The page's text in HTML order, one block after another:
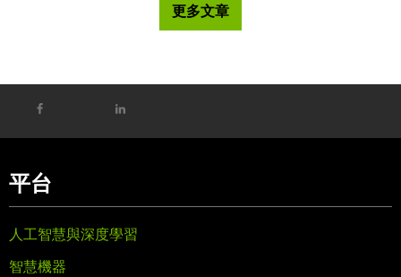
更多文章
平台
人工智慧與深度學習
智慧機器